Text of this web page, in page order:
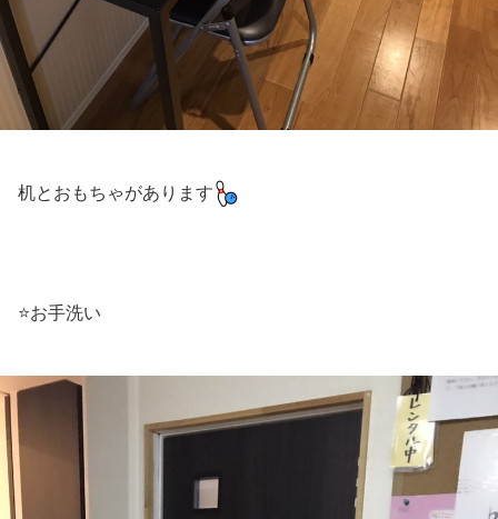
机とおもちゃがあります
⭐️お手洗い